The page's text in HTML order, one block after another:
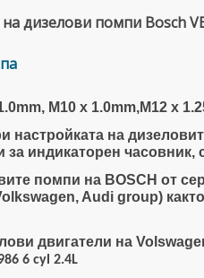
дизелови помпи Bosch
M10 x 1.0mm,M12 x
настройката на
за индикаторен
помпи на BOSCH oт
Audi group)
двигатели на
6 cyl 2.4L